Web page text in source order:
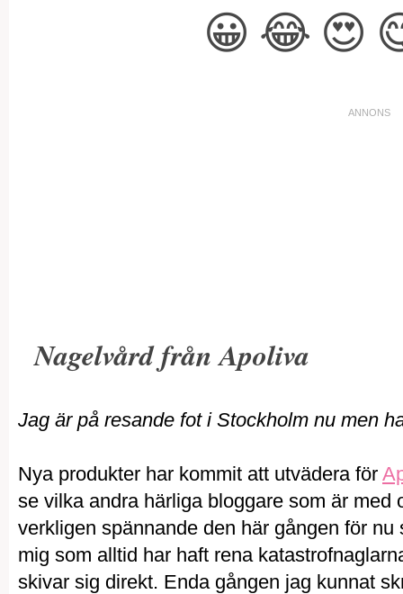
😀 😂 😍
Nagelvård från Apoliva
Jag är på resande fot i Stockholm nu men
Nya produkter har kommit att utvädera för
se vilka andra härliga bloggare som är med
verkligen spännande den här gången för
mig som alltid har haft rena
skivar sig direkt. Enda gången jag kunnat